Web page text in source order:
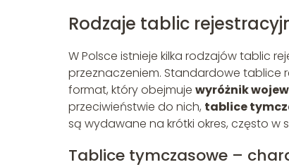
Rodzaje tablic
W Polsce istnieje kilka rodzajów tablic
przeznaczeniem. Standardowe tablice
format, który obejmuje wyróżnik
przeciwieństwie do nich, tablice
są wydawane na krótki okres, często
Tablice tymczasowe –